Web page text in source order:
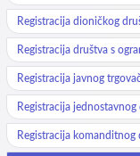
Registracija dioničkog
Registracija društva s
Registracija javnog
Registracija
Registracija komanditnog